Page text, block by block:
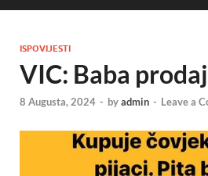
ISPOVIJESTI
VIC: Baba
8 Augusta, 2024 - byadmin - Leave a